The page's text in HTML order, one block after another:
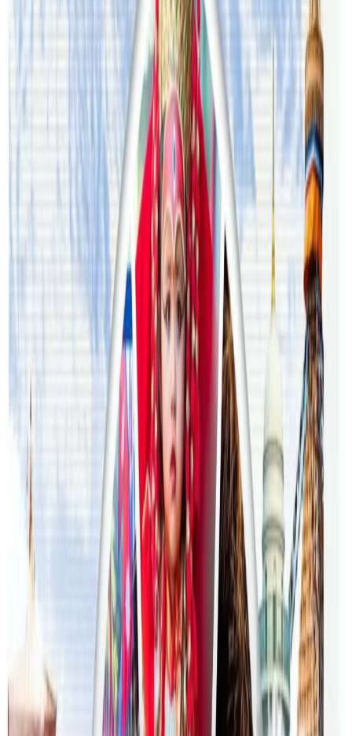
सम्बन्धित समाचार
अष्ट्रेलियामा नर्सको तलब पाँचौं पटक वृद्धि
अस्ट्रेलियामा विवाह घट्यो, बढ्यो सम्बन्धविच्छेद
थापाथलीबाट अष्ट्रेलियाका घरको डिजाइन
२०२६ जुलाई २७
अष्ट्रेलियामा मन्त्रालयका कर्मचारीले भ्रष्टाचार गरेको
भेटिएपछि शिक्षा मन्त्रीले दिइन् राजीनामा
अन्तर्राष्ट्रिय विद्यार्थी आकर्षित गर्न भिक्टोरियाले बनायो
नयाँ रणनीति
२०२६ जुलाई २३
फिफा विश्वकपमा अस्ट्रेलियाको टोलीका लागि
रणनीति बनाउने नेपाली युवा
२०२६ जुलाई २३
एनपिएल अष्ट्रेलियाको पाँचौं संस्करणमा कृष्ण कार्की
सबैभन्दा महँगा खेलाडी
२०२६ जुलाई १९
डार्विनमा नेपाल फेस्टिभल हुँदै